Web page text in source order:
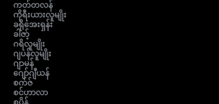
ကတ်တလန်
ကိုရီးယားလူမျိုး
ခရိုအေးရှန်း
ခါဇာ့်
ဂရိလူမျိုး
ဂျပန်လူမျိုး
ဂျာမန်
ဂျော်ဂျီယန်
စက်ဇ်
စင်ဟာလာ